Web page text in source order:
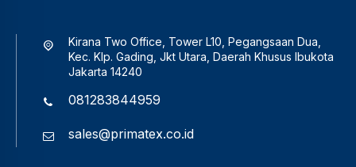
Kirana Two Office, Tower L10, Pegangsaan Dua,
Kec. Klp. Gading, Jkt Utara, Daerah Khusus Ibukota
Jakarta 14240
081283844959
sales@primatex.co.id